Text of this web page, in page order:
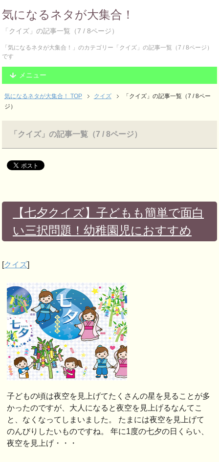
気になるネタが大集合！
「クイズ」の記事一覧（7 / 8ページ）
「気になるネタが大集合！」のカテゴリー「クイズ」の記事一覧（7 / 8ページ）
です
メニュー
気になるネタが大集合！ TOP クイズ
「クイズ」の記事一覧（7 / 8ペー
ジ）
「クイズ」の記事一覧（7 / 8ページ）
【七夕クイズ】子どもも簡単で面白
い三択問題！幼稚園児におすすめ
[クイズ]
子どもの頃は夜空を見上げてたくさんの星を見ることが多
かったのですが、大人になると夜空を見上げるなんてこ
と、なくなってしまいました。 たまには夜空を見上げて
のんびりしたいものですね。 年に1度の七夕の日くらい、
夜空を見上げ・・・